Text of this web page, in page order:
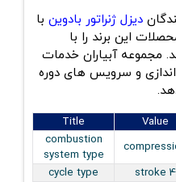
دیزل ژنراتور بادوین با
این برند را با
مجموعه آبیاران خدمات
و سرویس های دوره
Value
Title
combustion
system type
4 stroke
cycle type